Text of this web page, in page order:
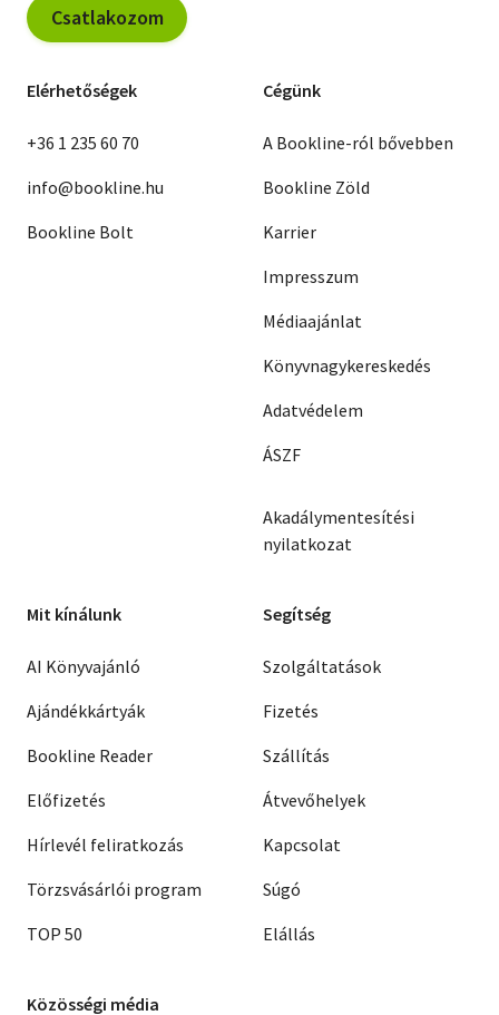
Csatlakozom
Elérhetőségek
+36 1 235 60 70
info@bookline.hu
Bookline Bolt
Cégünk
A Bookline-ról bővebben
Bookline Zöld
Karrier
Impresszum
Médiaajánlat
Könyvnagykereskedés
Adatvédelem
ÁSZF
Akadálymentesítési
nyilatkozat
Mit kínálunk
AI Könyvajánló
Ajándékkártyák
Bookline Reader
Előfizetés
Hírlevél feliratkozás
Törzsvásárlói program
TOP 50
Segítség
Szolgáltatások
Fizetés
Szállítás
Átvevőhelyek
Kapcsolat
Súgó
Elállás
Közösségi média